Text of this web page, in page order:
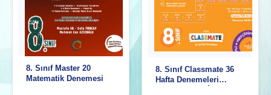
8. Sınıf Master 20
Matematik Denemesi
8. Sınıf Classmate 36
Hafta Denemeleri